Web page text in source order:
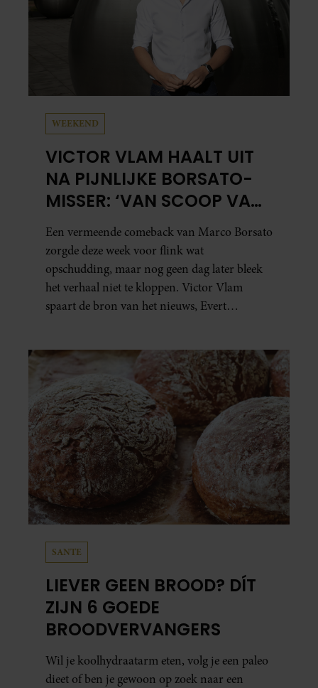
WEEKEND
VICTOR VLAM HAALT UIT
NA PIJNLIJKE BORSATO-
MISSER: ‘VAN SCOOP VAN
HET JAAR NAAR ZEPERD
VAN HET JAAR’
Een vermeende comeback van Marco Borsato
zorgde deze week voor flink wat
opschudding, maar nog geen dag later bleek
het verhaal niet te kloppen. Victor Vlam
spaart de bron van het nieuws, Evert
SANTE
LIEVER GEEN BROOD? DÍT
ZIJN 6 GOEDE
BROODVERVANGERS
Wil je koolhydraatarm eten, volg je een paleo
dieet of ben je gewoon op zoek naar een